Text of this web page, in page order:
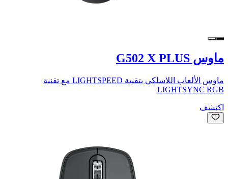
ماوس G502 X PLUS
ماوس الألعاب اللاسلكي بتقنية LIGHTSPEED مع تقنية
LIGHTSYNC RGB
اكتشف